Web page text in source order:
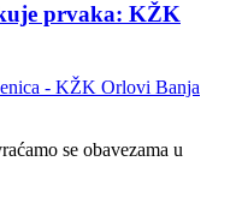
prvaka: KŽK
se obavezama u